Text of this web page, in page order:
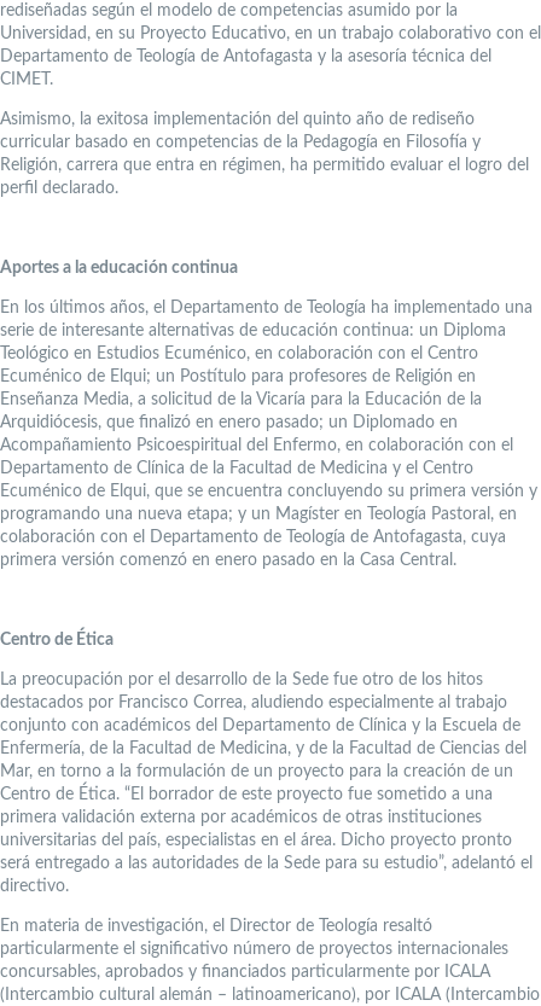
rediseñadas según el modelo de competencias asumido por la
Universidad, en su Proyecto Educativo, en un trabajo colaborativo con el
Departamento de Teología de Antofagasta y la asesoría técnica del
CIMET.
Asimismo, la exitosa implementación del quinto año de rediseño
curricular basado en competencias de la Pedagogía en Filosofía y
Religión, carrera que entra en régimen, ha permitido evaluar el logro del
perfil declarado.
Aportes a la educación continua
En los últimos años, el Departamento de Teología ha implementado una
serie de interesante alternativas de educación continua: un Diploma
Teológico en Estudios Ecuménico, en colaboración con el Centro
Ecuménico de Elqui; un Postítulo para profesores de Religión en
Enseñanza Media, a solicitud de la Vicaría para la Educación de la
Arquidiócesis, que finalizó en enero pasado; un Diplomado en
Acompañamiento Psicoespiritual del Enfermo, en colaboración con el
Departamento de Clínica de la Facultad de Medicina y el Centro
Ecuménico de Elqui, que se encuentra concluyendo su primera versión y
programando una nueva etapa; y un Magíster en Teología Pastoral, en
colaboración con el Departamento de Teología de Antofagasta, cuya
primera versión comenzó en enero pasado en la Casa Central.
Centro de Ética
La preocupación por el desarrollo de la Sede fue otro de los hitos
destacados por Francisco Correa, aludiendo especialmente al trabajo
conjunto con académicos del Departamento de Clínica y la Escuela de
Enfermería, de la Facultad de Medicina, y de la Facultad de Ciencias del
Mar, en torno a la formulación de un proyecto para la creación de un
Centro de Ética. “El borrador de este proyecto fue sometido a una
primera validación externa por académicos de otras instituciones
universitarias del país, especialistas en el área. Dicho proyecto pronto
será entregado a las autoridades de la Sede para su estudio”, adelantó el
directivo.
En materia de investigación, el Director de Teología resaltó
particularmente el significativo número de proyectos internacionales
concursables, aprobados y financiados particularmente por ICALA
(Intercambio cultural alemán – latinoamericano), por ICALA (Intercambio